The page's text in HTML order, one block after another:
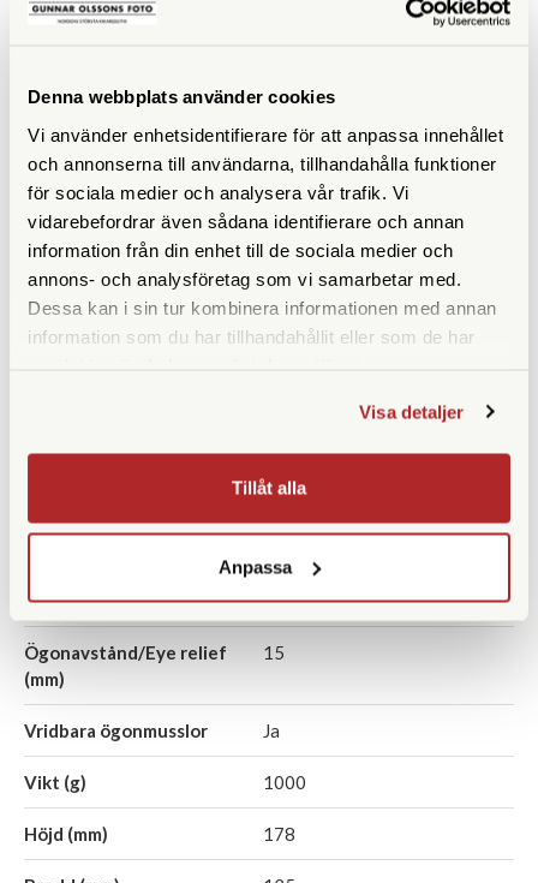
Denna webbplats använder cookies
Vi använder enhetsidentifierare för att anpassa innehållet
och annonserna till användarna, tillhandahålla funktioner
för sociala medier och analysera vår trafik. Vi
vidarebefordrar även sådana identifierare och annan
information från din enhet till de sociala medier och
annons- och analysföretag som vi samarbetar med.
Dessa kan i sin tur kombinera informationen med annan
information som du har tillhandahållit eller som de har
Visa detaljer
Tillåt alla
Anpassa
SPECIFIKATIONER
Förstoring 10x
Frontlinsdiameter (mm) 50
Utträdespupill (mm) 5
Synfält (º) 6,7
Ja
Prismatyp Takkant
Ögonavstånd/Eye relief
(mm)
15
Vridbara ögonmusslor Ja
Vikt (g) 1000
Höjd (mm) 178